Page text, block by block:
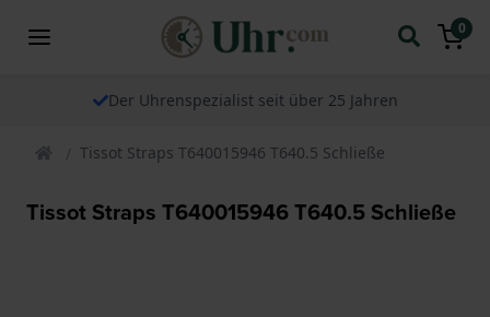
0
Der Uhrenspezialist seit über 25 Jahren
Tissot Straps T640015946 T640.5 Schließe
Tissot Straps T640015946 T640.5 Schließe